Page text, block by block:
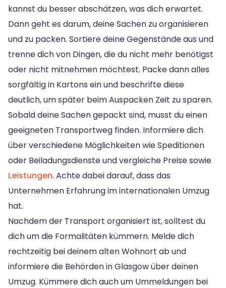
kannst du besser abschätzen, was dich erwartet.
Dann geht es darum, deine Sachen zu organisieren
und zu packen. Sortiere deine Gegenstände aus und
trenne dich von Dingen, die du nicht mehr benötigst
oder nicht mitnehmen möchtest. Packe dann alles
sorgfältig in Kartons ein und beschrifte diese
deutlich, um später beim Auspacken Zeit zu sparen.
Sobald deine Sachen gepackt sind, musst du einen
geeigneten Transportweg finden. Informiere dich
über verschiedene Möglichkeiten wie Speditionen
oder Beiladungsdienste und vergleiche Preise sowie
Leistungen. Achte dabei darauf, dass das
Unternehmen Erfahrung im internationalen Umzug
hat.
Nachdem der Transport organisiert ist, solltest du
dich um die Formalitäten kümmern. Melde dich
rechtzeitig bei deinem alten Wohnort ab und
informiere die Behörden in Glasgow über deinen
Umzug. Kümmere dich auch um Ummeldungen bei